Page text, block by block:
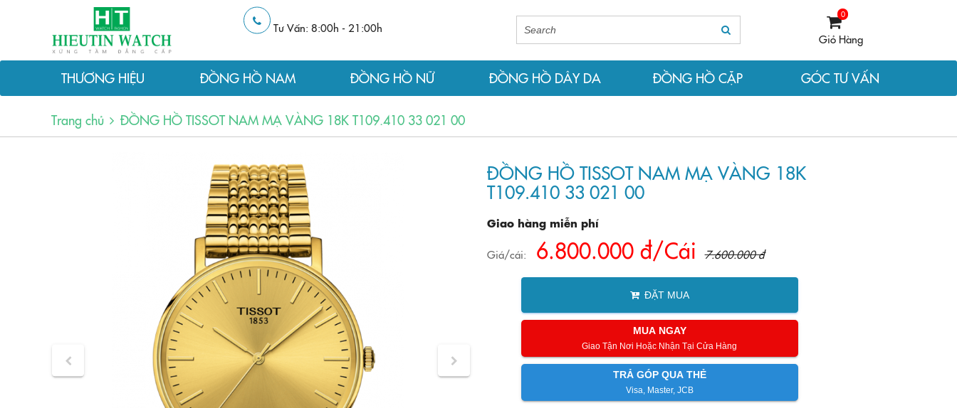
Tư Vấn: 8:00h - 21:00h
0
Giỏ Hàng
THƯƠNG HIỆU ĐỒNG HỒ NAM ĐỒNG HỒ NỮ ĐỒNG HỒ DÂY DA ĐỒNG HỒ CẶP GÓC TƯ VẤN
Trang chủ ĐỒNG HỒ TISSOT NAM MẠ VÀNG 18K T109.410 33 021 00
ĐỒNG HỒ TISSOT NAM MẠ VÀNG 18K
T109.410 33 021 00
Giao hàng miễn phí
Giá/cái: 6.800.000 đ/Cái 7.600.000 đ
ĐẶT MUA
MUA NGAY
Giao Tận Nơi Hoặc Nhận Tại Cửa Hàng
TRẢ GÓP QUA THẺ
Visa, Master, JCB